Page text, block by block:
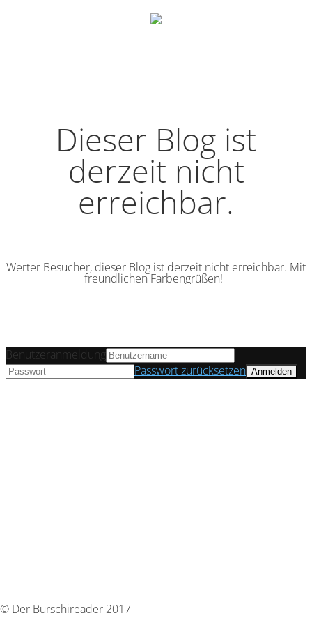
Dieser Blog ist
derzeit nicht
erreichbar.
Werter Besucher, dieser Blog ist derzeit nicht erreichbar. Mit
freundlichen Farbengrüßen!
© Der Burschireader 2017
Benutzeranmeldung
Passwort zurücksetzen